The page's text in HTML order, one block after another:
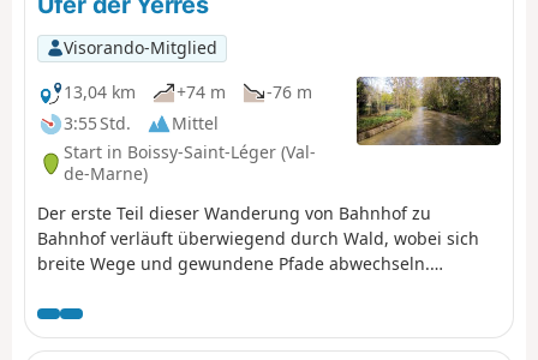
Wanderung endet mit einem langen, sanft
abfallenden Grüngürtel und der
Durchquerung des Parc de Morbras.
Mehrere Varianten ermöglichen es, die
Strecke zu verkürzen.
Visorando-Mitglied
13,04 km
+74 m
-76 m
3:55 Std.
Mittel
Start in Boissy-Saint-Léger (Val-
de-Marne)
Der erste Teil dieser Wanderung von Bahnhof zu
Bahnhof verläuft überwiegend durch Wald, wobei sich
breite Wege und gewundene Pfade abwechseln.
dabei „Bockspringen” mit dem Fluss, seinen Armen und
Nebenflüssen.